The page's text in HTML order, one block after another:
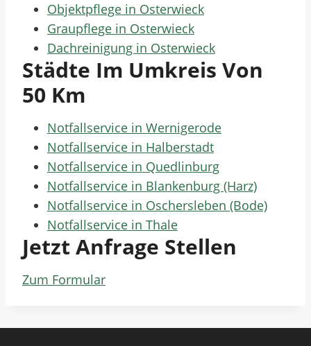
Objektpflege in Osterwieck
Graupflege in Osterwieck
Dachreinigung in Osterwieck
Städte Im Umkreis Von
50 Km
Notfallservice in Wernigerode
Notfallservice in Halberstadt
Notfallservice in Quedlinburg
Notfallservice in Blankenburg (Harz)
Notfallservice in Oschersleben (Bode)
Notfallservice in Thale
Jetzt Anfrage Stellen
Zum Formular